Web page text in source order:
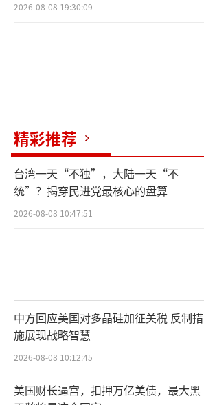
2026-08-08 19:30:09
精彩推荐
台湾一天“不独”，大陆一天“不
统”？揭穿民进党最核心的盘算
2026-08-08 10:47:51
中方回应美国对多晶硅加征关税 反制措
施展现战略智慧
2026-08-08 10:12:45
美国财长逼宫，扣押万亿美债，最大黑